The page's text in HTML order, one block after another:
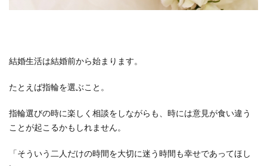
2.2.4
輪の表
げ
2.3
フラ
結婚生活は結婚前から始まります。
たとえば指輪を選ぶこと。
指輪選びの時に楽しく相談をしながらも、時には意見が食い違う
ことが起こるかもしれません。
「そういう二人だけの時間を大切に迷う時間も幸せであってほし